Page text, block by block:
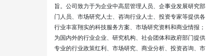
旨。公司致力于为企业中高层管理人员、企事业发展研究部
门人员、市场研究人士、咨询行业人士、投资专家等提供各
行业丰富翔实的科技服务方案、市场研究资料和商业情报；
为国内外的行业企业、研究机构、社会团体和政府部门提供
专业的行业政策红利、市场研究、商业分析、投资咨询、市